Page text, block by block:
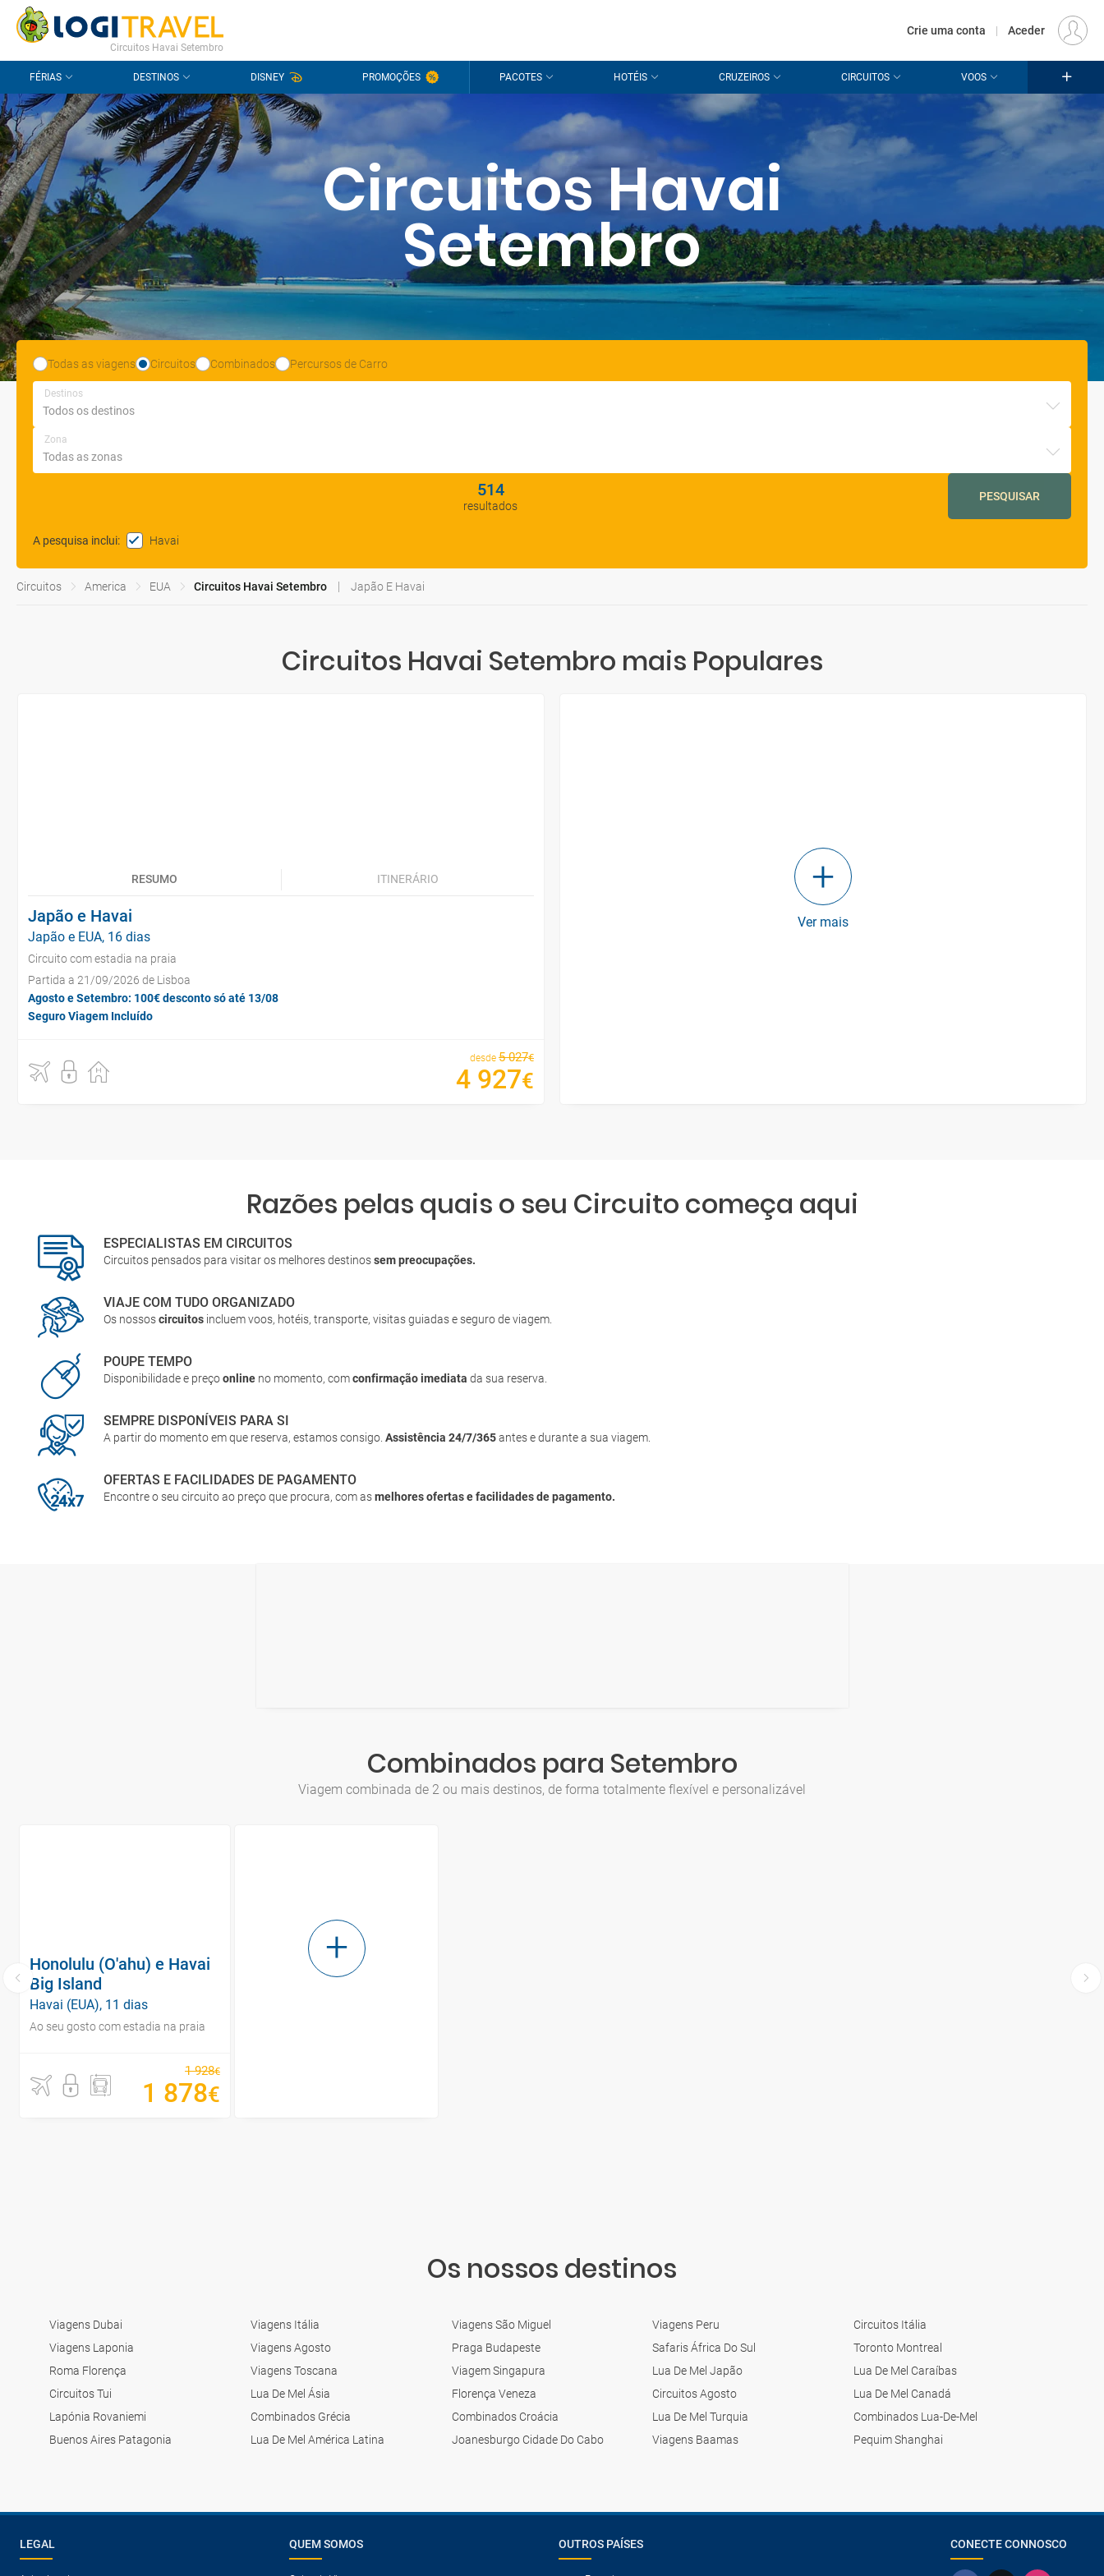
CONTACTO PERGUNTAS FREQUENTES EUR
Circuitos Havai Setembro
Crie uma conta | Aceder
FÉRIAS DESTINOS DISNEY PROMOÇÕES PACOTES HOTÉIS CRUZEIROS CIRCUITOS VOOS
Circuitos Havai
Setembro
Todas as viagens Circuitos Combinados Percursos de Carro
Destinos
Zona
514
resultados
PESQUISAR
A pesquisa inclui: Havai
Circuitos America EUA Circuitos Havai Setembro Japão E Havai
Circuitos Havai Setembro mais Populares
RESUMO ITINERÁRIO
Japão e Havai
Japão e EUA, 16 dias
Circuito com estadia na praia
Partida a 21/09/2026 de Lisboa
Agosto e Setembro: 100€ desconto só até 13/08
Seguro Viagem Incluído
desde 5 027€
4 927€
Ver mais
Razões pelas quais o seu Circuito começa aqui
ESPECIALISTAS EM CIRCUITOS
Circuitos pensados para visitar os melhores destinossem preocupações.
VIAJE COM TUDO ORGANIZADO
Os nossoscircuitos incluem voos, hotéis, transporte, visitas guiadas e seguro de viagem.
POUPE TEMPO
Disponibilidade e preçoonline no momento, comconfirmação imediata da sua reserva.
SEMPRE DISPONÍVEIS PARA SI
A partir do momento em que reserva, estamos consigo.Assistência 24/7/365antes e durante a sua viagem.
OFERTAS E FACILIDADES DE PAGAMENTO
Encontre o seu circuito ao preço que procura, com asmelhores ofertas e facilidades de pagamento.
Combinados para Setembro
Viagem combinada de 2 ou mais destinos, de forma totalmente flexível e personalizável
Honolulu (O'ahu) e Havai
Big Island
Havai (EUA), 11 dias
Ao seu gosto com estadia na praia
1 928€
1 878€
Os nossos destinos
Viagens Dubai Viagens Itália Viagens São Miguel Viagens Peru
Circuitos Itália
Viagens Laponia
Viagens Agosto Praga Budapeste Safaris África Do Sul
Toronto Montreal
Roma Florença
Viagens Toscana Viagem Singapura Lua De Mel Japão
Lua De Mel Caraíbas
Circuitos Tui
Lua De Mel Ásia Florença Veneza Circuitos Agosto
Lua De Mel Canadá
Lapónia Rovaniemi
Combinados Grécia Combinados Croácia Lua De Mel Turquia
Combinados Lua-De-Mel
Buenos Aires Patagonia
Lua De Mel América Latina Joanesburgo Cidade Do Cabo Viagens Baamas Pequim Shanghai
LEGAL QUEM SOMOS OUTROS PAÍSES CONECTE CONNOSCO